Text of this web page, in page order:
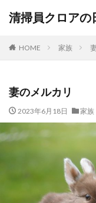
清掃員クロアの
HOME 家族
妻のメルカリ
2023年6月18日 家族